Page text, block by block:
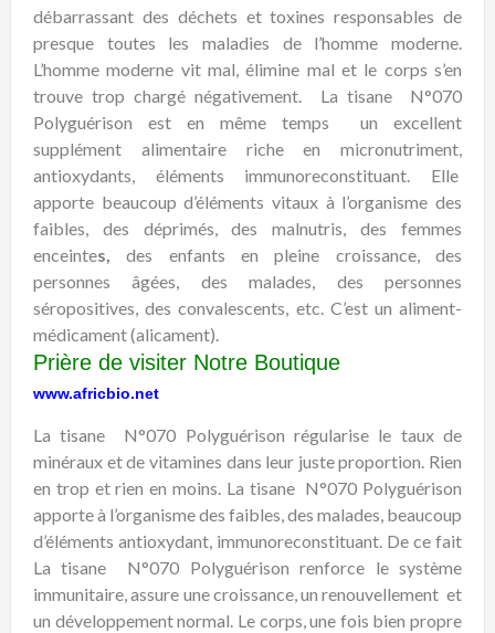
débarrassant des déchets et toxines responsables de
presque toutes les maladies de l’homme moderne.
L’homme moderne vit mal, élimine mal et le corps s’en
trouve trop chargé négativement. La tisane N°070
Polyguérison est en même temps un excellent
supplément alimentaire riche en micronutriment,
antioxydants, éléments immunoreconstituant. Elle
apporte beaucoup d’éléments vitaux à l’organisme des
faibles, des déprimés, des malnutris, des femmes
enceintes,des enfants en pleine croissance, des
personnes âgées, des malades, des personnes
séropositives, des convalescents, etc. C’est un aliment-
médicament (alicament).
Prière de visiter Notre Boutique
www.africbio.net
La tisane N°070 Polyguérison régularise le taux de
minéraux et de vitamines dans leur juste proportion. Rien
en trop et rien en moins. La tisane N°070 Polyguérison
apporte à l’organisme des faibles, des malades, beaucoup
d’éléments antioxydant, immunoreconstituant. De ce fait
La tisane N°070 Polyguérison renforce le système
immunitaire, assure une croissance, un renouvellement et
un développement normal. Le corps, une fois bien propre